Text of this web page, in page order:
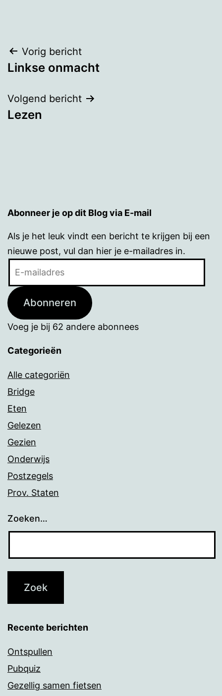
Bericht
navigatie
Vorig bericht
Linkse onmacht
Volgend bericht
Lezen
Abonneer je op dit Blog via E-mail
Als je het leuk vindt een bericht te krijgen bij een
nieuwe post, vul dan hier je e-mailadres in.
Abonneren
Voeg je bij 62 andere abonnees
Categorieën
Alle categoriën
Bridge
Eten
Gelezen
Gezien
Onderwijs
Postzegels
Prov. Staten
Zoeken…
Recente berichten
Ontspullen
Pubquiz
Gezellig samen fietsen